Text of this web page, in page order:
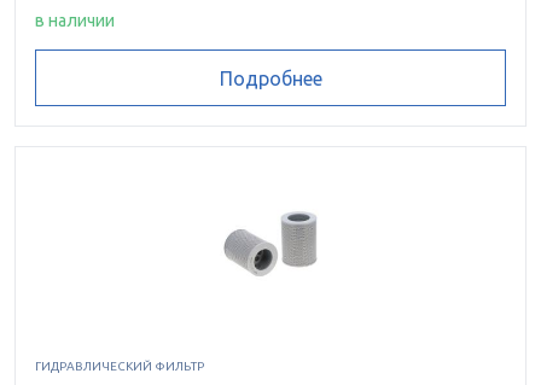
в наличии
Подробнее
ГИДРАВЛИЧЕСКИЙ ФИЛЬТР